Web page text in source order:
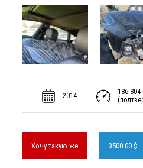
2014
186 804
Хочу такую же 3500.00 $